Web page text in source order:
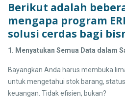
Berikut adalah
mengapa program
solusi cerdas bagi
1. Menyatukan Semua Data dalam
Bayangkan Anda harus membuka
untuk mengetahui stok barang,
keuangan. Tidak efisien, bukan?